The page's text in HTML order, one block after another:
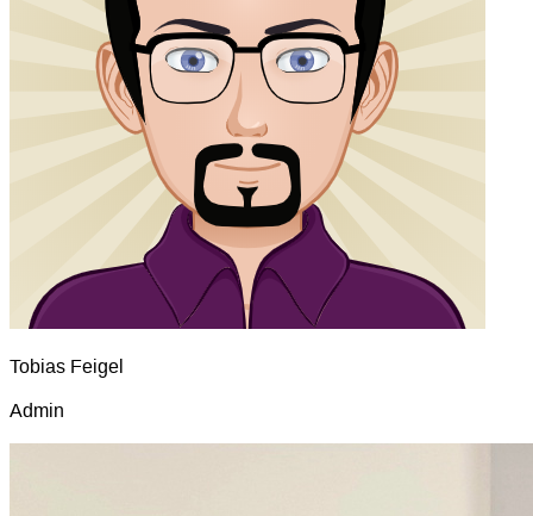
Tobias Feigel
Admin